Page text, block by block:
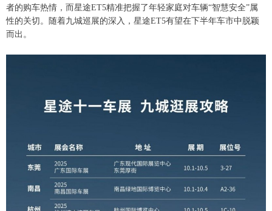
者的购车热情，而星途ET5精准把握了年轻家庭对车辆“智慧安全”属
性的关切。随着九城巡展的深入，星途ET5有望在下半年车市中脱颖
而出。